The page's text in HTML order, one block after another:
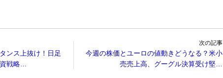
ンス上抜け！日足
戦略…
次の記事
今週の株価とユーロの値動きどうなる？米小
売売上高、グーグル決算受け堅…